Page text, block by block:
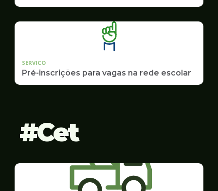
SERVICO
Pré-inscrições para vagas na rede escolar
Cet